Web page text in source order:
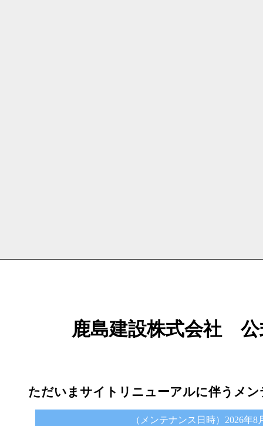
鹿島建設株式会社
ただいまサイトリニューアルに伴うメ
（メンテナンス日時）2026年8